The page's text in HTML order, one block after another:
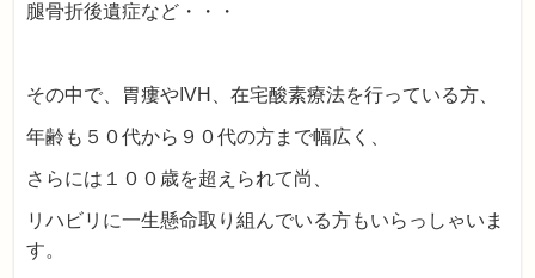
腿骨折後遺症など・・・
その中で、胃瘻やIVH、在宅酸素療法を行っている方、
年齢も５０代から９０代の方まで幅広く、
さらには１００歳を超えられて尚、
リハビリに一生懸命取り組んでいる方もいらっしゃいま
す。